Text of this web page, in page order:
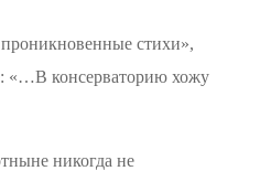
проникновенные стихи»,
«…В консерваторию хожу
никогда не